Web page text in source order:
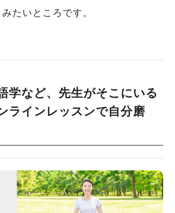
たいところです。
学など、先生がそこにいる
ラインレッスンで自分磨